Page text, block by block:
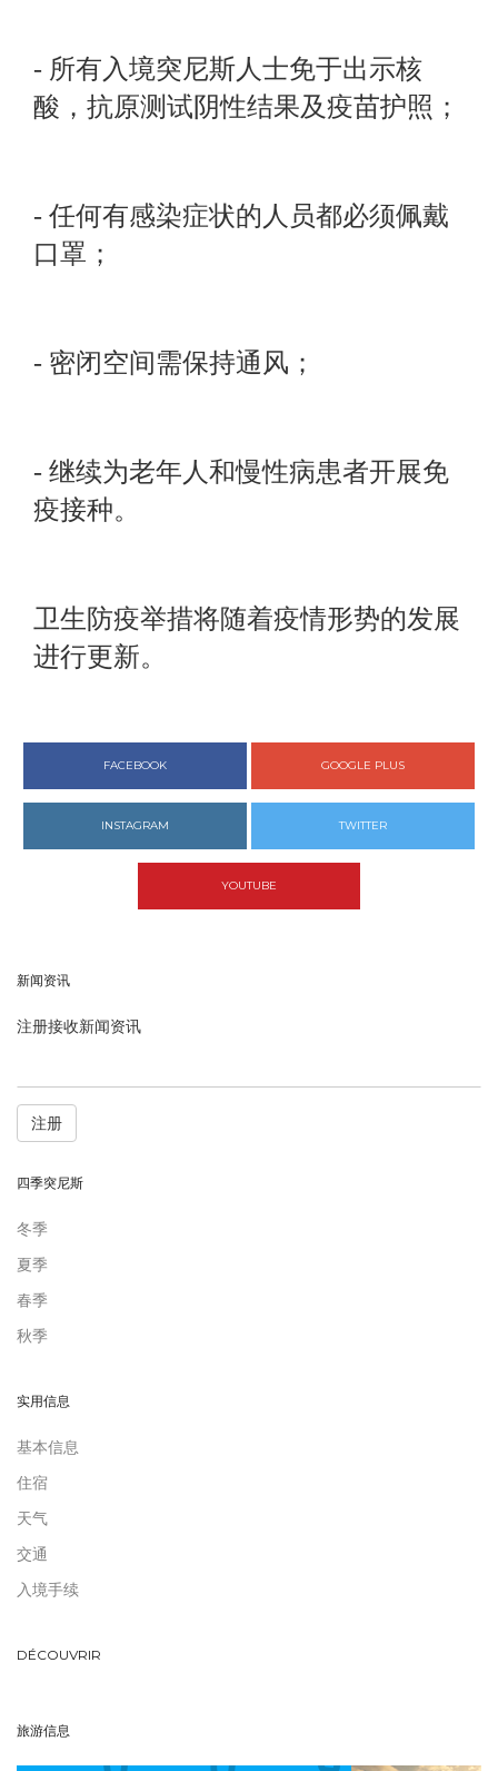
- 所有入境突尼斯人士免于出示核
酸，抗原测试阴性结果及疫苗护照；
- 任何有感染症状的人员都必须佩戴
口罩；
- 密闭空间需保持通风；
- 继续为老年人和慢性病患者开展免
疫接种。
卫生防疫举措将随着疫情形势的发展
进行更新。
FACEBOOK GOOGLE PLUS
INSTAGRAM TWITTER
YOUTUBE
新闻资讯
注册接收新闻资讯
注册
四季突尼斯
冬季
夏季
春季
秋季
实用信息
基本信息
住宿
天气
交通
入境手续
DÉCOUVRIR
旅游信息